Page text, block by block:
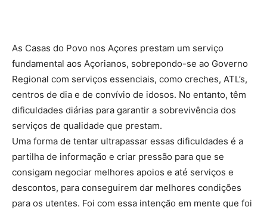
As Casas do Povo nos Açores prestam um serviço
fundamental aos Açorianos, sobrepondo-se ao Governo
Regional com serviços essenciais, como creches, ATL’s,
centros de dia e de convívio de idosos. No entanto, têm
dificuldades diárias para garantir a sobrevivência dos
serviços de qualidade que prestam.
Uma forma de tentar ultrapassar essas dificuldades é a
partilha de informação e criar pressão para que se
consigam negociar melhores apoios e até serviços e
descontos, para conseguirem dar melhores condições
para os utentes. Foi com essa intenção em mente que foi